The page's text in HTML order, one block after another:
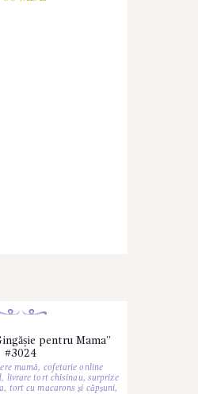
pentru Mama”
#3024
mamă, cofetarie online
, livrare tort chisinau, surprize
, tort cu macarons și căpșuni,